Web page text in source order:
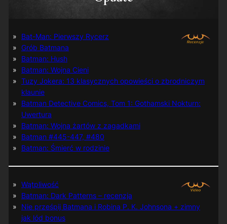
Bat-Man: Pierwszy Rycerz
Grób Batmana
Batman: Hush
Batman: Wojna Cieni
Tuzy Jokera: 13 klasycznych opowieści o zbrodniczym
klaunie
Batman Detective Comics, Tom 1: Gothamski Nokturn:
Uwertura
Batman: Wojna żartów z zagadkami
Batman #445-447, #480
Batman: Śmierć w rodzinie
Wątpliwość
Batman: Dark Patterns – recenzja
Nie prześpij Batmana i Robina P. K. Johnsona + zimny
jak lód bonus